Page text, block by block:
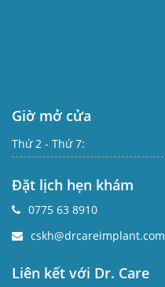
Giờ mở cửa
Thứ 2 - Thứ 7:
Đặt lịch hẹn khám
0775 63 8910
cskh@drcareimplant.com
Liên kết với Dr. Care